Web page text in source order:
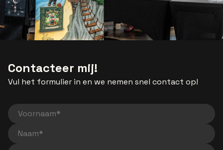
Contacteer mij!
Vul het formulier in en we nemen snel contact op!